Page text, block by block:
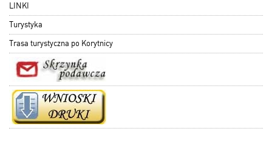
LINKI
Turystyka
Trasa turystyczna po Korytnicy